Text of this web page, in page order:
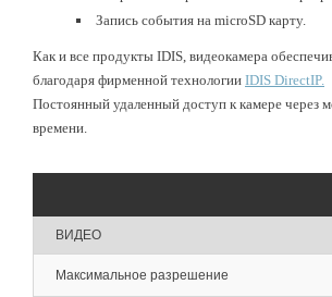
Запись события на microSD карту.
Как и все продукты IDIS, видеокамера
благодаря фирменной технологии IDIS DirectIP.
Постоянный удаленный доступ к камере через
времени.
ВИДЕО
Максимальное разрешение